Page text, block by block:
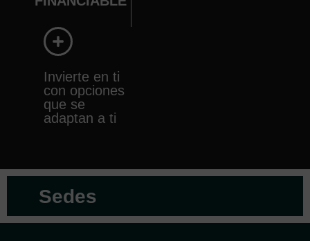
Invierte en ti
con opciones
que se
adaptan a ti
Sedes